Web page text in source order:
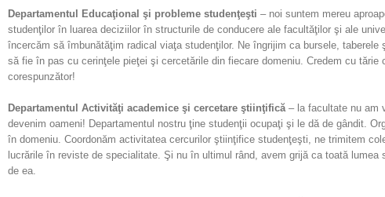
Departamentul Educaţional şi probleme studenţeşti – noi suntem mereu
studenţilor în luarea deciziilor în structurile de conducere ale facultăţilor şi ale
încercăm să îmbunătăţim radical viaţa studenţilor. Ne îngrijim ca bursele,
să fie în pas cu cerinţele pieţei şi cercetările din fiecare domeniu. Credem cu
corespunzător!
Departamentul Activităţi academice şi cercetare ştiinţifică– la facultate nu am
devenim oameni! Departamentul nostru ţine studenţii ocupaţi şi le dă de gândit.
în domeniu. Coordonăm activitatea cercurilor ştiinţifice studenţeşti, ne trimitem
lucrările în reviste de specialitate. Şi nu în ultimul rând, avem grijă ca toată
de ea.